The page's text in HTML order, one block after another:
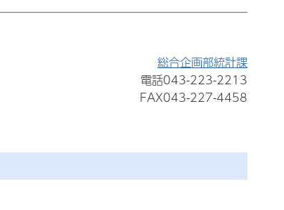
総合企画部統計課
電話043-223-2213
FAX043-227-4458